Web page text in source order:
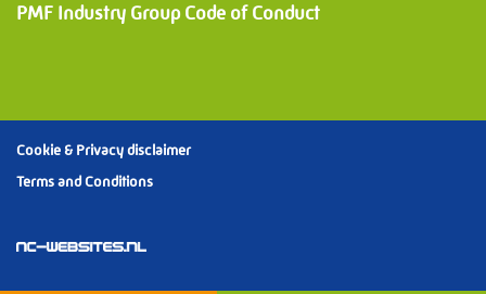
PMF Industry Group Code of Conduct
Cookie & Privacy disclaimer
Terms and Conditions